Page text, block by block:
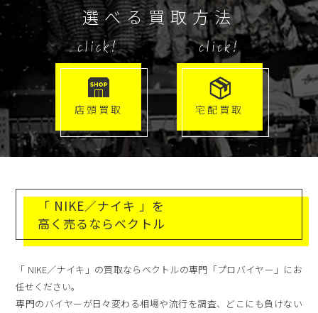
選べる買取方法
click!
店頭買取
click!
宅配買取
「 NIKE／ナイキ 」を
高く売るならベクトル
「 NIKE／ナイキ」の買取ならベクトルの専門「プロバイヤー」にお
任せください。
専門のバイヤーが日々変わる相場や流行を調査、どこにも負けない